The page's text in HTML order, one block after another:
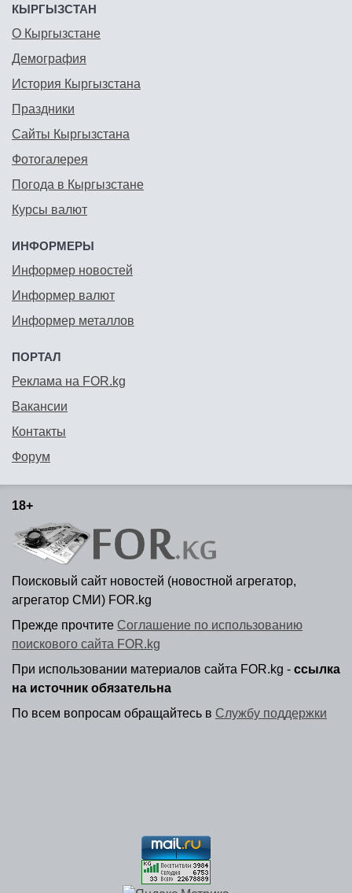
КЫРГЫЗСТАН
О Кыргызстане
Демография
История Кыргызстана
Праздники
Сайты Кыргызстана
Фотогалерея
Погода в Кыргызстане
Курсы валют
ИНФОРМЕРЫ
Информер новостей
Информер валют
Информер металлов
ПОРТАЛ
Реклама на FOR.kg
Вакансии
Контакты
Форум
18+
Поисковый сайт новостей (новостной агрегатор,
агрегатор СМИ) FOR.kg
Прежде прочтите Соглашение по использованию
поискового сайта FOR.kg
При использовании материалов сайта FOR.kg - ссылка
на источник обязательна
По всем вопросам обращайтесь в Службу поддержки